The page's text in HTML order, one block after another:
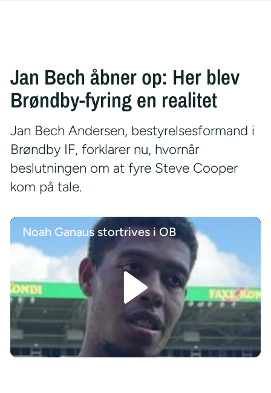
Jan Bech åbner op: Her blev
Brøndby-fyring en realitet
Jan Bech Andersen, bestyrelsesformand i
Brøndby IF, forklarer nu, hvornår
beslutningen om at fyre Steve Cooper
kom på tale.
Noah Ganaus stortrives i OB
/